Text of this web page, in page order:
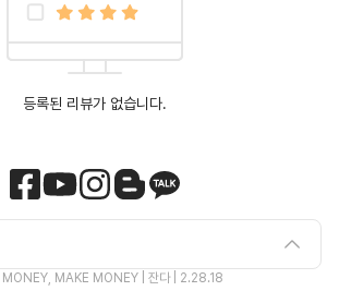
등록된 리뷰가 없습니다.
MONEY, MAKE MONEY | 잔다 | 2.28.18